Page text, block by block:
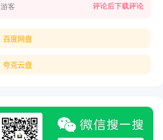
游客 评论后下载评论
百度网盘
夸克云盘